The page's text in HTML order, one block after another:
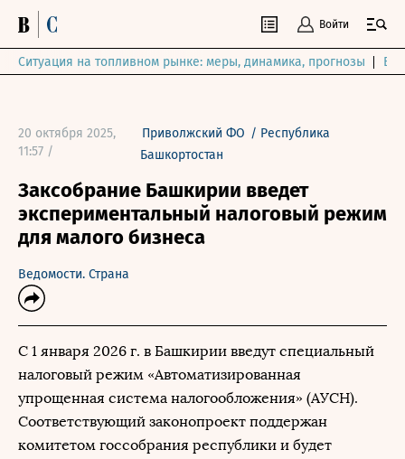
Войти
Ситуация на топливном рынке: меры, динамика, прогнозы
20 октября 2025,
11:57 /
Приволжский ФО / Республика
Башкортостан
Заксобрание Башкирии введет
экспериментальный налоговый режим
для малого бизнеса
Ведомости. Страна
С 1 января 2026 г. в Башкирии введут специальный
налоговый режим «Автоматизированная
упрощенная система налогообложения» (АУСН).
Соответствующий законопроект поддержан
комитетом госсобрания республики и будет